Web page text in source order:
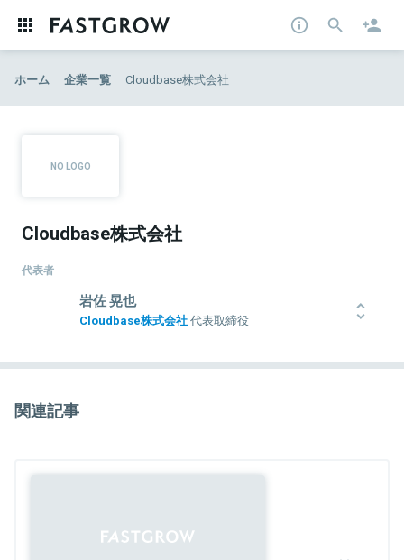
ホーム 企業一覧 Cloudbase株式会社
Cloudbase株式会社
代表者
岩佐 晃也
Cloudbase株式会社代表取締役
ィ関連に興味をもつ。学生時代からさまざまなサービスを開発し、
Cloudbase）を創業し、現職。現在ではスズキをはじめとした大企業
でのサービス導入を進め、累計13.9億円の資金調達を実施。2023年
関連記事